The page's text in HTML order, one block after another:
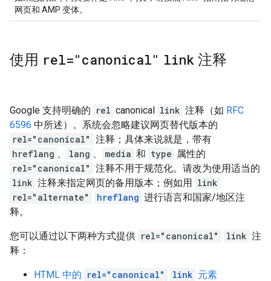
网页和 AMP 变体。
使用 rel="canonical" link 注释
Google 支持明确的 rel canonical link 注释（如 RFC
6596 中所述）。系统会忽略建议网页替代版本的
rel="canonical" 注释；具体来说就是，带有
hreflang 、 lang 、 media 和 type 属性的
rel="canonical" 注释不用于规范化。请改为使用适当的
link 注释来指定网页的备用版本；例如用 link
rel="alternate"
hreflang 进行语言和国家/地区注
释。
您可以通过以下两种方式提供 rel="canonical" link 注
释：
HTML 中的 rel="canonical" link 元素